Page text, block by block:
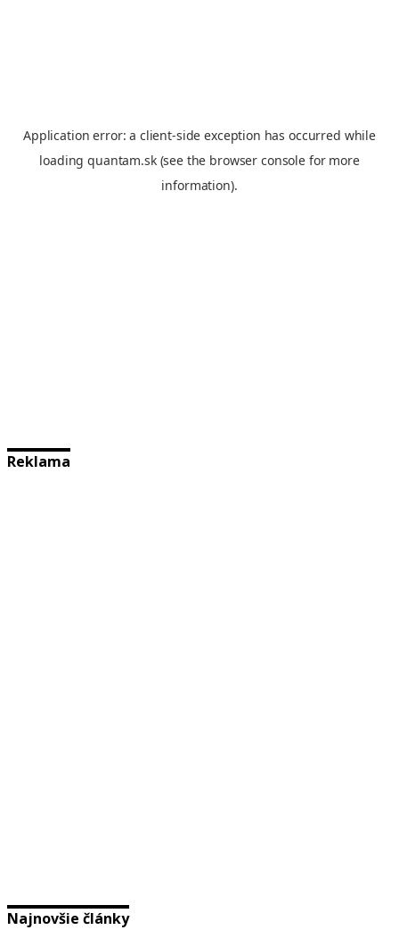
Reklama
Najnovšie články